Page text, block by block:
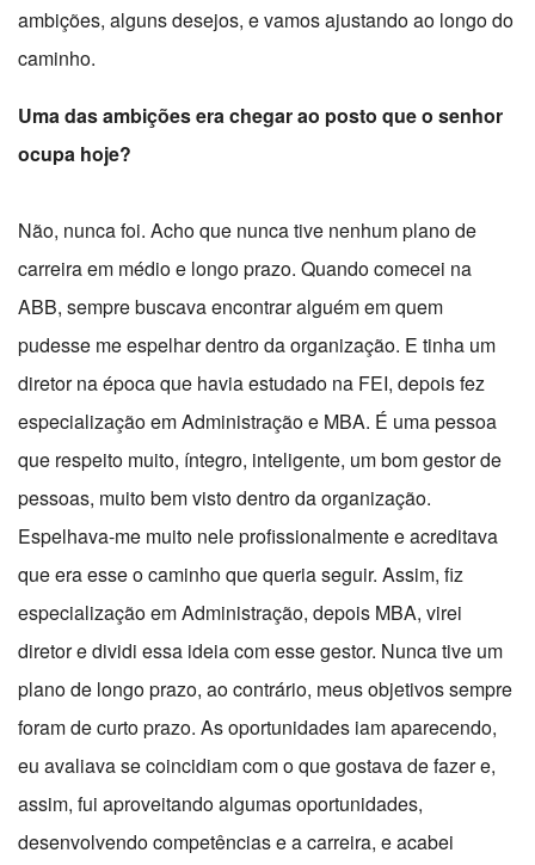
ambições, alguns desejos, e vamos ajustando ao longo do
caminho.
Uma das ambições era chegar ao posto que o senhor
ocupa hoje?
Não, nunca foi. Acho que nunca tive nenhum plano de
carreira em médio e longo prazo. Quando comecei na
ABB, sempre buscava encontrar alguém em quem
pudesse me espelhar dentro da organização. E tinha um
diretor na época que havia estudado na FEI, depois fez
especialização em Administração e MBA. É uma pessoa
que respeito muito, íntegro, inteligente, um bom gestor de
pessoas, muito bem visto dentro da organização.
Espelhava-me muito nele profissionalmente e acreditava
que era esse o caminho que queria seguir. Assim, fiz
especialização em Administração, depois MBA, virei
diretor e dividi essa ideia com esse gestor. Nunca tive um
plano de longo prazo, ao contrário, meus objetivos sempre
foram de curto prazo. As oportunidades iam aparecendo,
eu avaliava se coincidiam com o que gostava de fazer e,
assim, fui aproveitando algumas oportunidades,
desenvolvendo competências e a carreira, e acabei